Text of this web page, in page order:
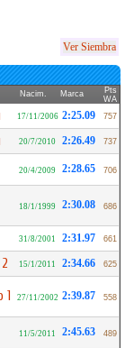
Ver Siembra
Nacim. Marca
Pts
WA
17/11/2006 2:25.09 757
20/7/2010 2:26.49 737
20/4/2009 2:28.65 706
18/1/1999 2:30.08 686
31/8/2001 2:31.97 661
15/1/2011 2:34.66 625
1 27/11/2002 2:39.87 558
11/5/2011 2:45.63 489